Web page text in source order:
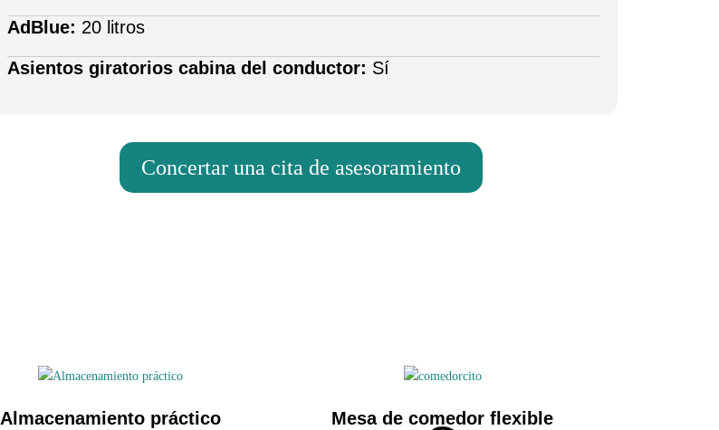
AdBlue: 20 litros
Asientos giratorios cabina del conductor: Sí
Concertar una cita de asesoramiento
Almacenamiento práctico
Mesa de comedor flexible